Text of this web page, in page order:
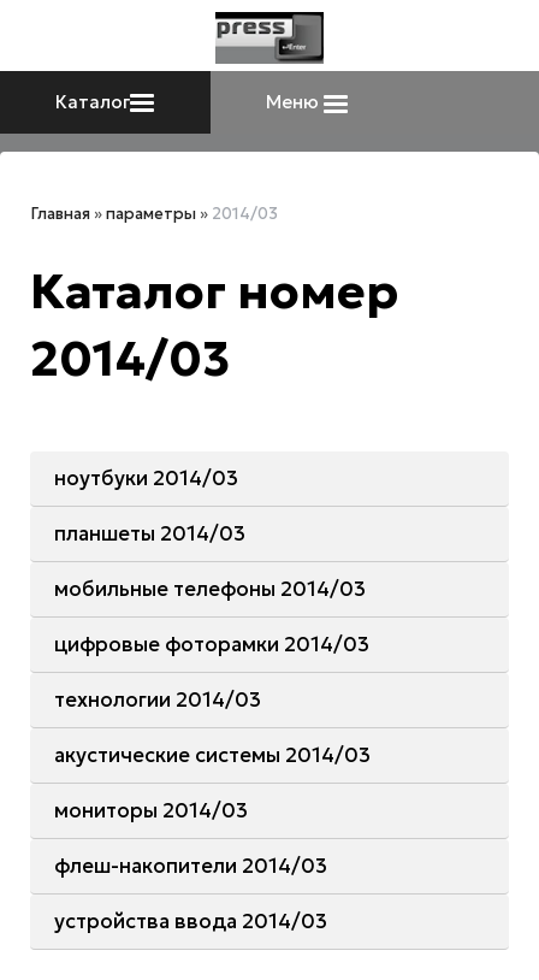
Каталог Меню
Главная »параметры » 2014/03
Каталог номер
2014/03
ноутбуки 2014/03
планшеты 2014/03
мобильные телефоны 2014/03
цифровые фоторамки 2014/03
технологии 2014/03
акустические системы 2014/03
мониторы 2014/03
флеш-накопители 2014/03
устройства ввода 2014/03